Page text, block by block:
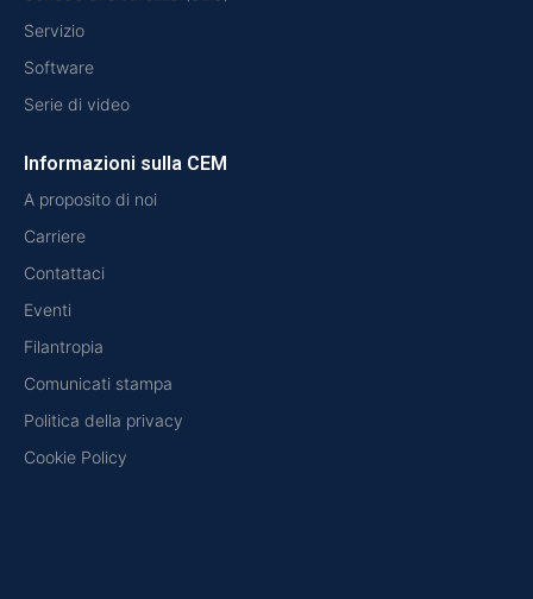
Servizio
Software
Serie di video
Informazioni sulla CEM
A proposito di noi
Carriere
Contattaci
Eventi
Filantropia
Comunicati stampa
Politica della privacy
Cookie Policy